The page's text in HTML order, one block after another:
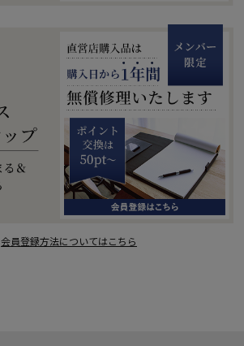
会員登録方法についてはこちら